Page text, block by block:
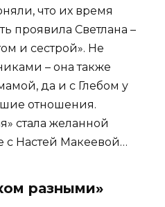
что их время
проявила Светлана –
и сестрой». Не
– она также
да и с Глебом у
отношения.
стала желанной
с Настей Макеевой…
разными»